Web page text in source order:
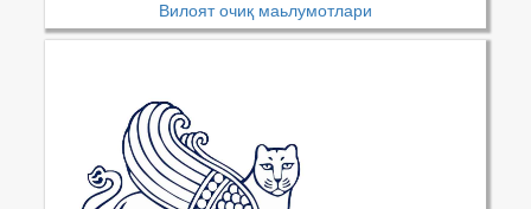
Вилоят очиқ маьлумотлари